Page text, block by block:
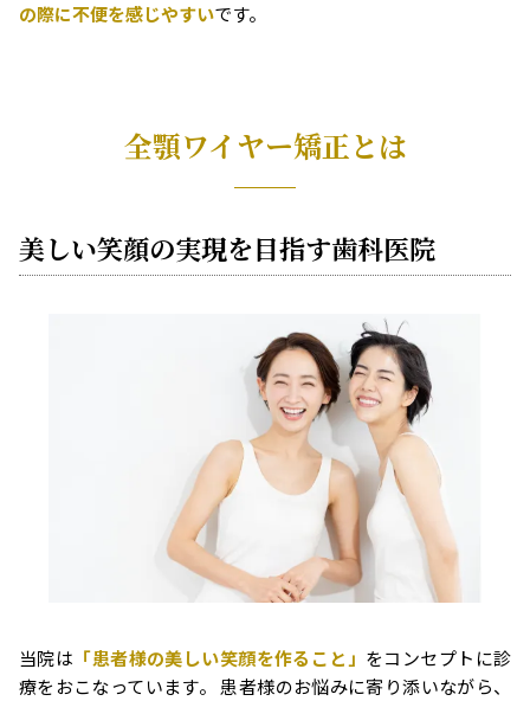
の際に不便を感じやすいです。
全顎ワイヤー矯正とは
美しい笑顔の実現を目指す歯科医院
当院は 「患者様の美しい笑顔を作ること」 をコンセプトに診
療をおこなっています。 患者様のお悩みに寄り添いながら、